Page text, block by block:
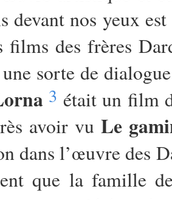
devant nos yeux
des frères
sorte de
3 était un film
avoir vu Le
dansl’œuvre des
que la famille